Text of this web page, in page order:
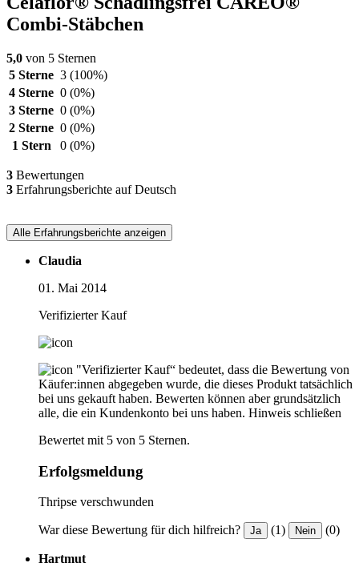
Combi-Stäbchen
5,0 von 5 Sternen
5 Sterne 3 (100%)
4 Sterne 0 (0%)
3 Sterne 0 (0%)
2 Sterne 0 (0%)
1 Stern
0 (0%)
3 Bewertungen
3 Erfahrungsberichte auf Deutsch
Alle Erfahrungsberichte anzeigen
Claudia
01. Mai 2014
Verifizierter Kauf
"Verifizierter Kauf“ bedeutet, dass die Bewertung von
Käufer:innen abgegeben wurde, die dieses Produkt tatsächlich
bei uns gekauft haben. Bewerten können aber grundsätzlich
alle, die ein Kundenkonto bei uns haben. Hinweis schließen
Bewertet mit 5 von 5 Sternen.
Erfolgsmeldung
Thripse verschwunden
War diese Bewertung für dich hilfreich? Ja (1) Nein (0)
Hartmut